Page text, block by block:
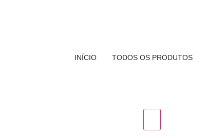
INÍCIO TODOS OS PRODUTOS